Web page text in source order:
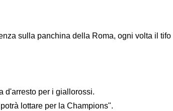
sulla panchina della Roma, ogni volta il tifo
d'arresto per i giallorossi.
lottare per la Champions".